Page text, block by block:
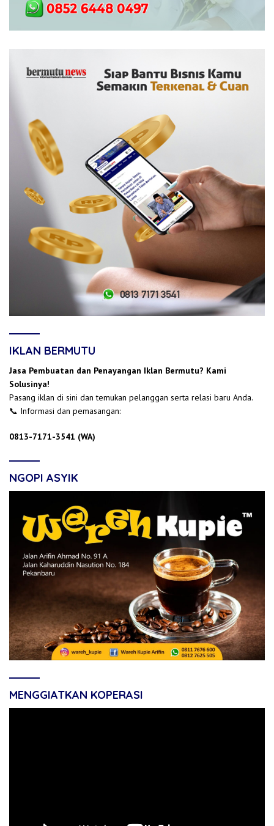
IKLAN BERMUTU
Jasa Pembuatan dan Penayangan Iklan Bermutu? Kami
Solusinya!
Pasang iklan di sini dan temukan pelanggan serta relasi baru Anda.
📞 Informasi dan pemasangan:
0813-7171-3541 (WA)
NGOPI ASYIK
MENGGIATKAN KOPERASI